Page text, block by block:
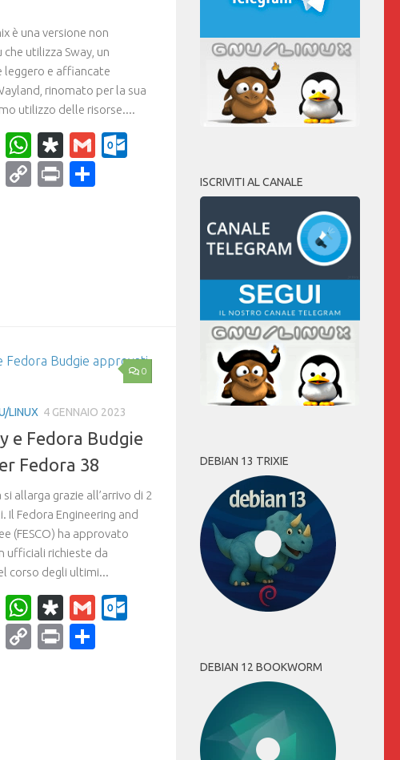
è una versione non
utilizza Sway, un
leggero e affiancate
rinomato per la sua
utilizzo delle risorse....
EmailWhatsApp
Diaspora
Gmail
WordPress
CopyPrint
0
LINUX 4 GENNAIO 2023
e Fedora Budgie
Fedora 38
allarga grazie all’arrivo di 2
Il Fedora Engineering and
(FESCO) ha approvato
ufficiali richieste da
corso degli ultimi...
EmailWhatsApp
Diaspora
GmailOutlook.com
WordPress
CopyPrint
ISCRIVITI AL CANALE
DEBIAN 13 TRIXIE
DEBIAN 12 BOOKWORM